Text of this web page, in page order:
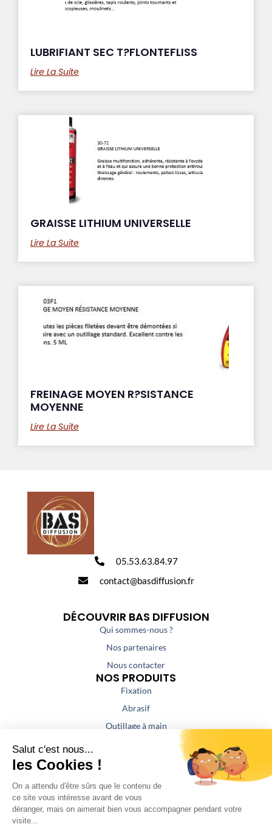
LUBRIFIANT SEC T?FLONTEFLISS
Lire La Suite
GRAISSE LITHIUM UNIVERSELLE
Lire La Suite
FREINAGE MOYEN R?SISTANCE
MOYENNE
Lire La Suite
05.53.63.84.97
contact@basdiffusion.fr
DÉCOUVRIR BAS DIFFUSION
Qui sommes-nous ?
Nos partenaires
Nous contacter
NOS PRODUITS
Fixation
Abrasif
Outillage à main
NOS PRESTATIONS
Aspiration / Air comprimé